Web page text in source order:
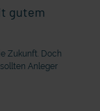
gutem
Zukunft. Doch
Anleger